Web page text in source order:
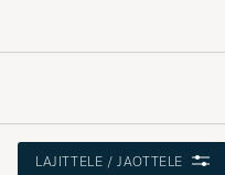
LAJITTELE / JAOTTELE